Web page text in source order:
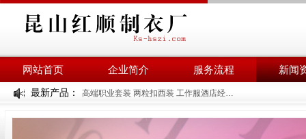
网站首页 企业简介 服务流程 新闻
最新产品： 高端职业套装 两粒扣西装 工作服酒店经理工装